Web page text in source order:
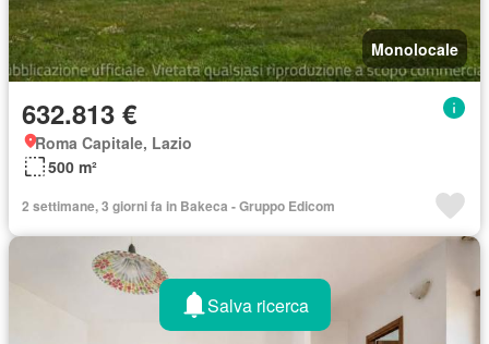
Monolocale
632.813 €
Roma Capitale, Lazio
500 m²
2 settimane, 3 giorni fa in Bakeca - Gruppo Edicom
Salva ricerca